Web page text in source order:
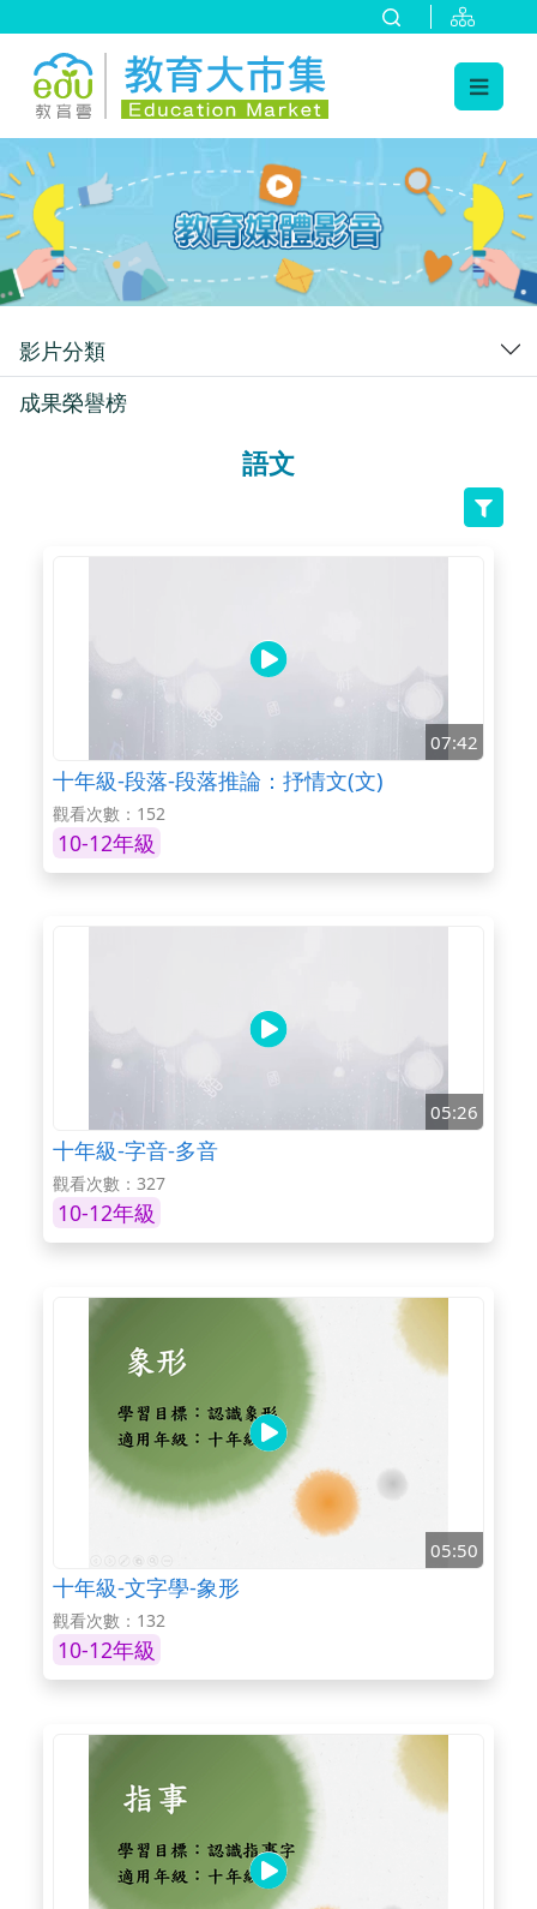
:::
影片分類
成果榮譽榜
語文
07:42
十年級-段落-段落推論：抒情文(文)
觀看次數：152
10-12年級
05:26
十年級-字音-多音
觀看次數：327
10-12年級
05:50
十年級-文字學-象形
觀看次數：132
10-12年級